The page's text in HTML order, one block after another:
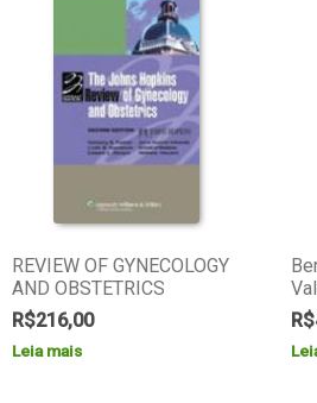
REVIEW OF GYNECOLOGY
AND OBSTETRICS
R$216,00
Leia mais
R$